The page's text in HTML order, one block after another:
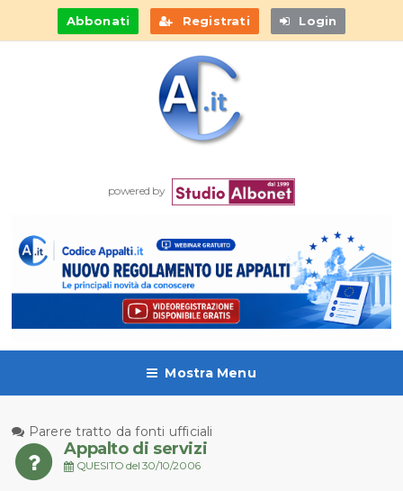
Abbonati Registrati Login
powered by
Mostra Menu
Parere tratto da fonti ufficiali
Appalto di servizi
QUESITO del 30/10/2006